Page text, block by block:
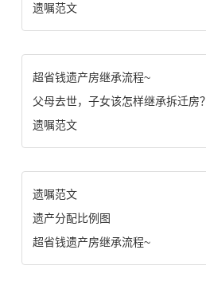
遗嘱范文
超省钱遗产房继承流程~
父母去世，子女该怎样继承拆迁房？
遗嘱范文
遗嘱范文
遗产分配比例图
超省钱遗产房继承流程~